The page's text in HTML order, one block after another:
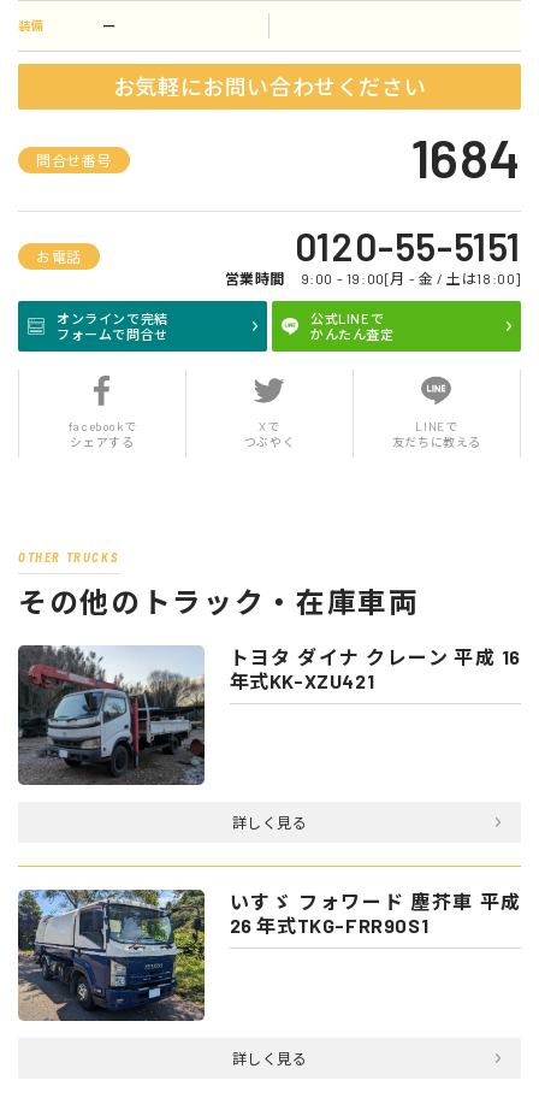
装備 ー
お気軽にお問い合わせください
問合せ番号 1684
お電話 0120-55-5151
営業時間 9:00 - 19:00[月 - 金 / 土は18:00]
オンラインで完結
フォームで問合せ
公式LINEで
かんたん査定
facebookで
シェアする
Xで
つぶやく
LINEで
友だちに教える
OTHER TRUCKS
その他のトラック・在庫車両
トヨタ ダイナ クレーン 平成 16
年式KK-XZU421
詳しく見る
いすゞ フォワード 塵芥車 平成
26 年式TKG-FRR90S1
詳しく見る